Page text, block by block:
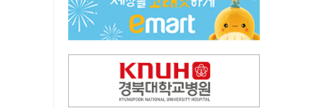
휠체어 환자 발로 밀어 숨지게 한 70대 간병인…2심도 집행유예
박권현 청도군수, 국무총리에 "청도 물 공급 최대 3만t 늘려달라"